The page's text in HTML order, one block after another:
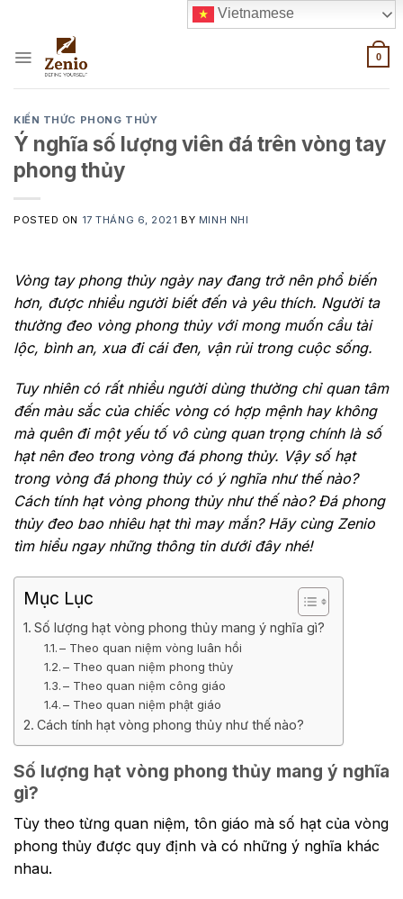
content
0
KIẾN THỨC PHONG THỦY
Ý nghĩa số lượng viên đá trên vòng tay
phong thủy
POSTED ON 17 THÁNG 6, 2021 BY MINH NHI
Vòng tay phong thủy ngày nay đang trở nên phổ biến
hơn, được nhiều người biết đến và yêu thích. Người ta
thường đeo vòng phong thủy với mong muốn cầu tài
lộc, bình an, xua đi cái đen, vận rủi trong cuộc sống.
Tuy nhiên có rất nhiều người dùng thường chỉ quan tâm
đến màu sắc của chiếc vòng có hợp mệnh hay không
mà quên đi một yếu tố vô cùng quan trọng chính là số
hạt nên đeo trong vòng đá phong thủy. Vậy số hạt
trong vòng đá phong thủy có ý nghĩa như thế nào?
Cách tính hạt vòng phong thủy như thế nào? Đá phong
thủy đeo bao nhiêu hạt thì may mắn? Hãy cùng Zenio
tìm hiểu ngay những thông tin dưới đây nhé!
Mục Lục
Số lượng hạt vòng phong thủy mang ý nghĩa gì?
– Theo quan niệm vòng luân hồi
– Theo quan niệm phong thủy
– Theo quan niệm công giáo
– Theo quan niệm phật giáo
Cách tính hạt vòng phong thủy như thế nào?
Số lượng hạt vòng phong thủy mang ý nghĩa
gì?
Tùy theo từng quan niệm, tôn giáo mà số hạt của vòng
phong thủy được quy định và có những ý nghĩa khác
nhau.
Vietnamese